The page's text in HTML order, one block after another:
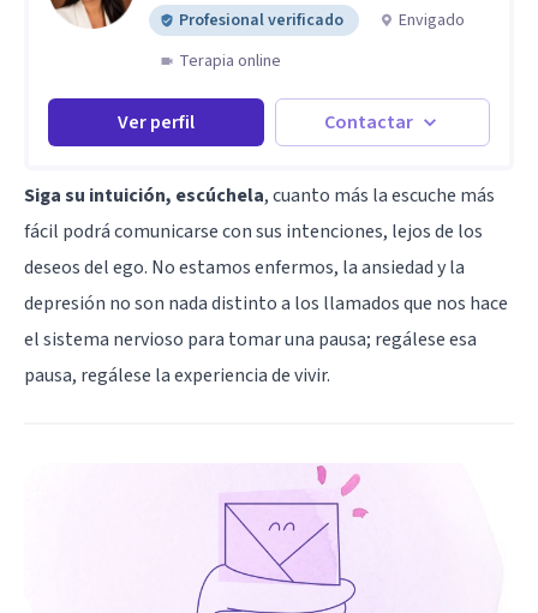
Profesional verificado
Envigado
Terapia online
Ver perfil Contactar
Siga su intuición, escúchela, cuanto más la escuche más
fácil podrá comunicarse con sus intenciones, lejos de los
deseos del ego. No estamos enfermos, la ansiedad y la
depresión no son nada distinto a los llamados que nos hace
el sistema nervioso para tomar una pausa; regálese esa
pausa, regálese la experiencia de vivir.